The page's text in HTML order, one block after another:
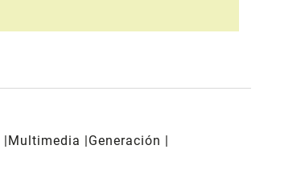
Multimedia
Generación